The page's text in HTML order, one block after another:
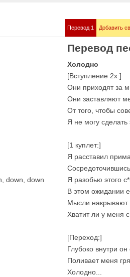
Все песни
Перевод 1 Добавить
Перевод
down, down
Холодно
[Вступление 2x:]
Они приходят за
Они заставляют
От того, чтобы
Я не могу сделать
[1 куплет:]
Я расставил
Сосредоточившись.
Я разобью этого
В этом ожидании
Мысли накрывают
Хватит ли у меня
[Переход:]
Глубоко внутри он
Поливает меня
Холодно...